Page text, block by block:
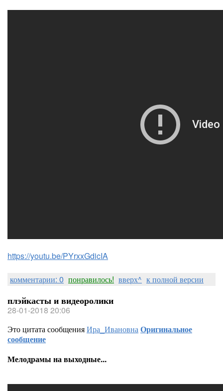
https://youtu.be/PYrxxGdicIA
комментарии: 0 понравилось! вверх^ к полной версии
плэйкасты и видеоролики
28-01-2018 20:06
Это цитата сообщенияИра_ИвановнаОригинальное
сообщение
Мелодрамы на выходные...